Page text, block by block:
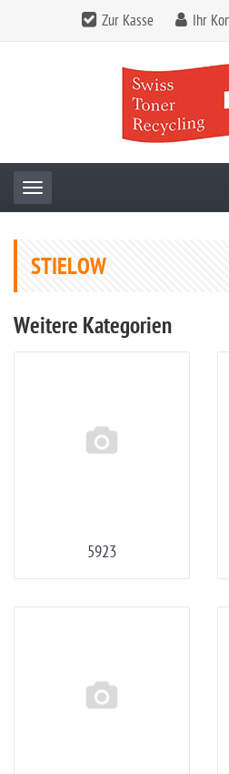
Zur Kasse Ihr
Toggle navigation
STIELOW
Weitere Kategorien
5923